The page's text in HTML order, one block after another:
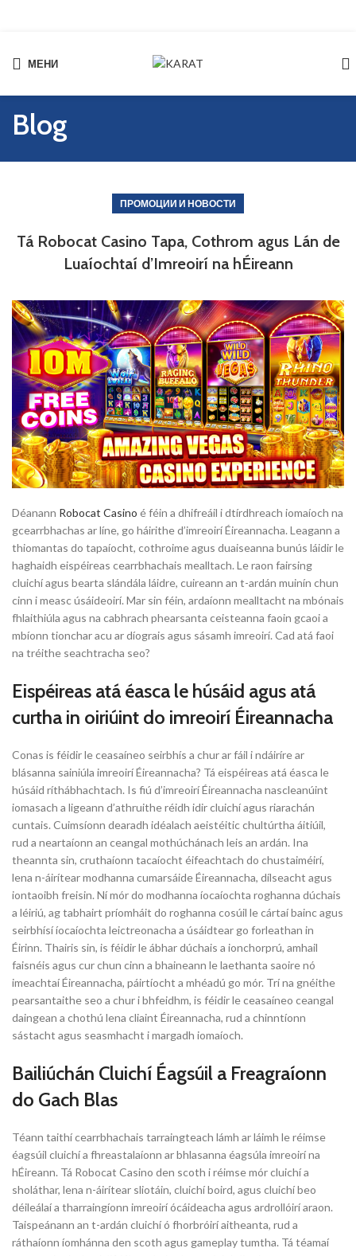
МЕНИ
Blog
ПРОМОЦИИ И НОВОСТИ
Tá Robocat Casino Tapa, Cothrom agus Lán de
Luaíochtaí d’Imreoirí na hÉireann
Déanann Robocat Casino é féin a dhifreáil i dtírdhreach iomaíoch na
gcearrbhachas ar líne, go háirithe d’imreoirí Éireannacha. Leagann a
thiomantas do tapaíocht, cothroime agus duaiseanna bunús láidir le
haghaidh eispéireas cearrbhachais mealltach. Le raon fairsing
cluichí agus bearta slándála láidre, cuireann an t-ardán muinín chun
cinn i measc úsáideoirí. Mar sin féin, ardaíonn mealltacht na mbónais
fhlaithiúla agus na cabhrach phearsanta ceisteanna faoin gcaoi a
mbíonn tionchar acu ar díograis agus sásamh imreoirí. Cad atá faoi
na tréithe seachtracha seo?
Eispéireas atá éasca le húsáid agus atá
curtha in oiriúint do imreoirí Éireannacha
Conas is féidir le ceasaíneo seirbhís a chur ar fáil i ndáiríre ar
blásanna sainiúla imreoirí Éireannacha? Tá eispéireas atá éasca le
húsáid ríthábhachtach. Is fiú d’imreoirí Éireannacha nascleanúint
iomasach a ligeann d’athruithe réidh idir cluichí agus riarachán
cuntais. Cuimsíonn dearadh idéalach aeistéitic chultúrtha áitiúil,
rud a neartaíonn an ceangal mothúchánach leis an ardán. Ina
theannta sin, cruthaíonn tacaíocht éifeachtach do chustaiméirí,
lena n-áirítear modhanna cumarsáide Éireannacha, dílseacht agus
iontaoibh freisin. Ní mór do modhanna íocaíochta roghanna dúchais
a léiriú, ag tabhairt príomháit do roghanna cosúil le cártaí bainc agus
seirbhísí íocaíochta leictreonacha a úsáidtear go forleathan in
Éirinn. Thairis sin, is féidir le ábhar dúchais a ionchorprú, amhail
faisnéis agus cur chun cinn a bhaineann le laethanta saoire nó
imeachtaí Éireannacha, páirtíocht a mhéadú go mór. Trí na gnéithe
pearsantaithe seo a chur i bhfeidhm, is féidir le ceasaíneo ceangal
daingean a chothú lena cliaint Éireannacha, rud a chinntíonn
sástacht agus seasmhacht i margadh iomaíoch.
Bailiúchán Cluichí Éagsúil a Freagraíonn
do Gach Blas
Téann taithí cearrbhachais tarraingteach lámh ar láimh le réimse
éagsúil cluichí a fhreastalaíonn ar bhlasanna éagsúla imreoirí na
hÉireann. Tá Robocat Casino den scoth i réimse mór cluichí a
sholáthar, lena n-áirítear sliotáin, cluichí boird, agus cluichí beo
déileálaí a tharraingíonn imreoirí ócáideacha agus ardrollóirí araon.
Taispeánann an t-ardán cluichí ó fhorbróirí aitheanta, rud a
ráthaíonn íomhánna den scoth agus gameplay tumtha. Tá téamaí